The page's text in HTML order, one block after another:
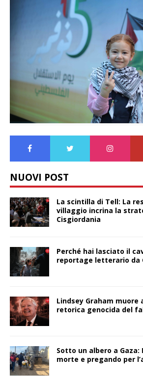
NUOVI POST
La scintilla di Tell: La
villaggio incrina la
Cisgiordania
Perché hai lasciato il
reportage letterario da
Lindsey Graham muore
retorica genocida del
Sotto un albero a
morte e pregando per